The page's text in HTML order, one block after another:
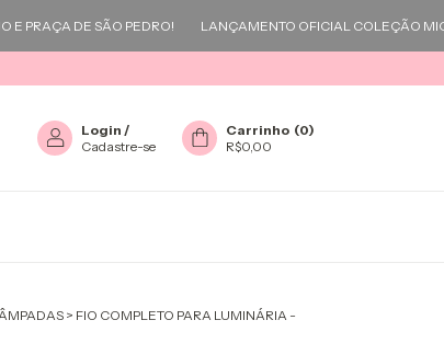
DE SÃO PEDRO! LANÇAMENTO OFICIAL COLEÇÃO
Login /
Cadastre-se
Carrinho (0)
R$0,00
> FIO COMPLETO PARA LUMINÁRIA -